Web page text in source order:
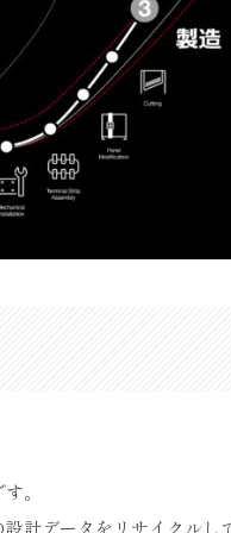
。
計データをリサイクルし